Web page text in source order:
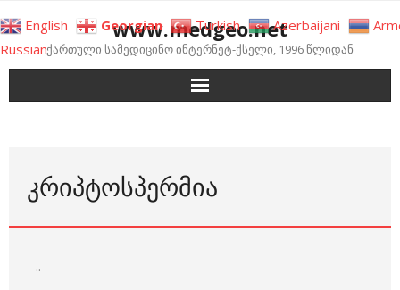
to
content
www.medgeo.net
ქართული სამედიცინო ინტერნეტ-ქსელი, 1996 წლიდან
ᲙᲠᲘᲞᲢᲝᲡᲞᲔᲠᲛᲘᲐ
..
English Georgian Turkish Azerbaijani
Russian